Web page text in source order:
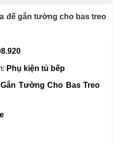
đế gắn tường cho bas treo
Phụ kiện tủ bếp
Tường Cho Bas Treo